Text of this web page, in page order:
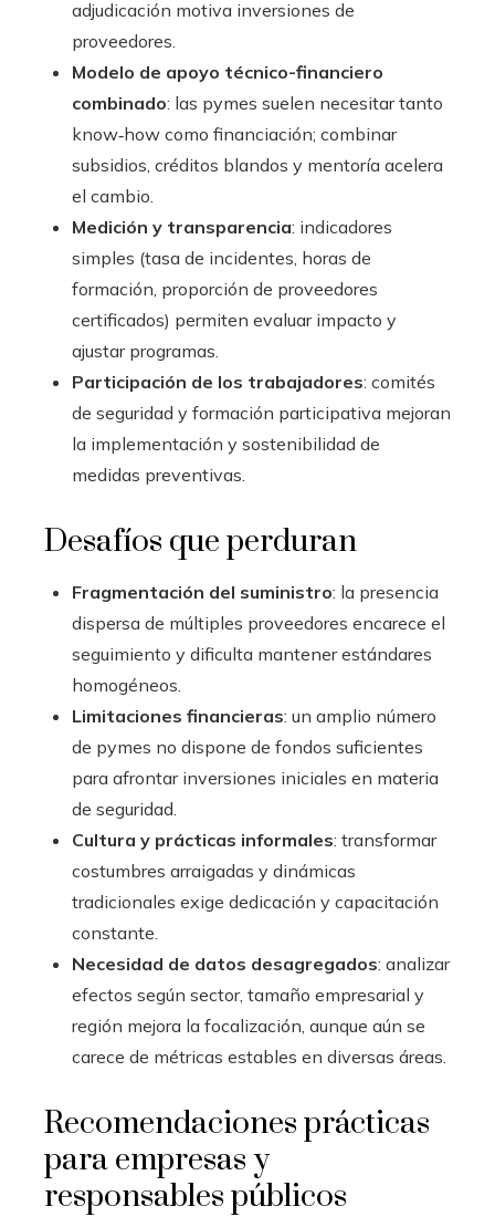
adjudicación motiva inversiones de
proveedores.
Modelo de apoyo técnico-financiero
combinado: las pymes suelen necesitar tanto
know‑how como financiación; combinar
subsidios, créditos blandos y mentoría acelera
el cambio.
Medición y transparencia: indicadores
simples (tasa de incidentes, horas de
formación, proporción de proveedores
certificados) permiten evaluar impacto y
ajustar programas.
Participación de los trabajadores: comités
de seguridad y formación participativa mejoran
la implementación y sostenibilidad de
medidas preventivas.
Desafíos que perduran
Fragmentación del suministro: la presencia
dispersa de múltiples proveedores encarece el
seguimiento y dificulta mantener estándares
homogéneos.
Limitaciones financieras: un amplio número
de pymes no dispone de fondos suficientes
para afrontar inversiones iniciales en materia
de seguridad.
Cultura y prácticas informales: transformar
costumbres arraigadas y dinámicas
tradicionales exige dedicación y capacitación
constante.
Necesidad de datos desagregados: analizar
efectos según sector, tamaño empresarial y
región mejora la focalización, aunque aún se
carece de métricas estables en diversas áreas.
Recomendaciones prácticas
para empresas y
responsables públicos